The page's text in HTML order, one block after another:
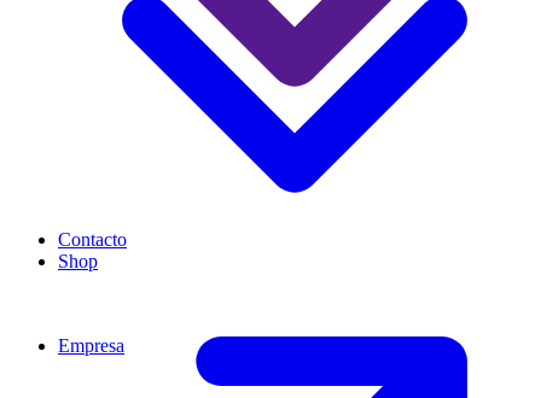
Contacto
Shop
Empresa